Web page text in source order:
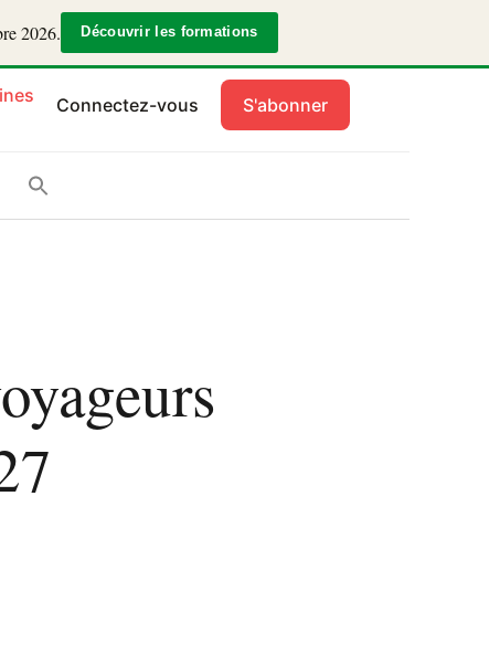
2026. Découvrir les formations
Connectez-vous S'abonner